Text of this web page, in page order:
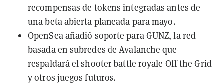
recompensas de tokens integradas antes de
una beta abierta planeada para mayo.
OpenSeaañadió soporte para GUNZ, la red
basada en subredes deAvalanche que
respaldará el shooter battle royale Off the Grid
y otros juegos futuros.